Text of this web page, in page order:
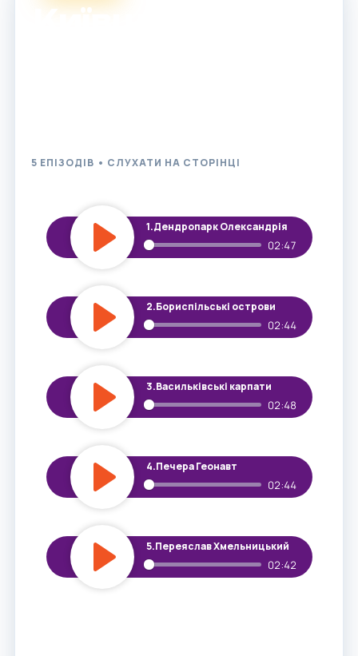
Київщина
5 ЕПІЗОДІВ • СЛУХАТИ НА СТОРІНЦІ
1.Дендропарк Олександрія
02:47
2.Бориспільські острови
02:44
3.Васильківські карпати
02:48
4.Печера Геонавт
02:44
5.Переяслав Хмельницький
02:42